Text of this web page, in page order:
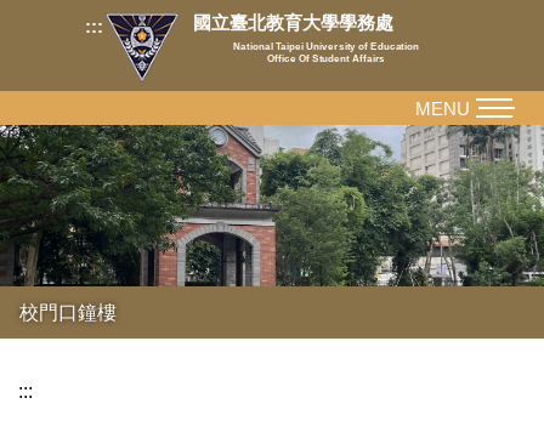
內
容
區
::: 國立臺北教育大學學務處
National Taipei University of Education
Office Of Student Affairs
校門口鐘樓
MENU
:::